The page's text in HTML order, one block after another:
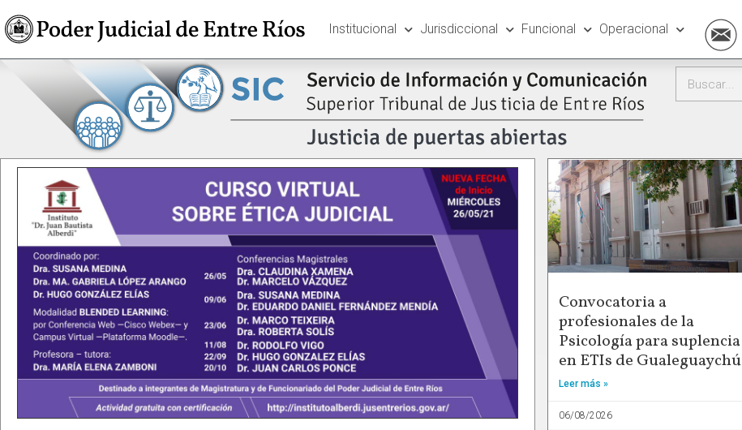
Institucional Jurisdiccional Funcional Operacional
Convocatoria a
profesionales de la
Psicología para suplencia
en ETIs de Gualeguaychú
Leer más »
06/08/2026